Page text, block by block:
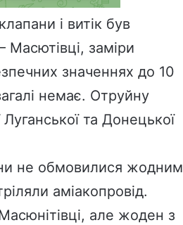
і витік був
заміри
значеннях до 10
немає. Отруйну
та Донецької
не обмовилися жодним
аміакопровід.
але жоден з